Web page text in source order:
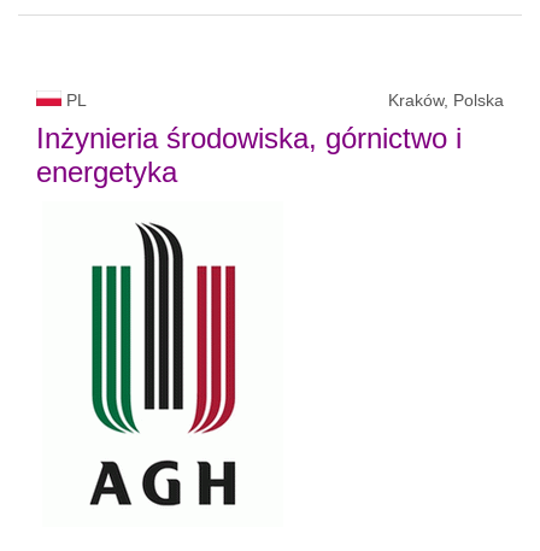
PL Kraków, Polska
Inżynieria środowiska, górnictwo i
energetyka